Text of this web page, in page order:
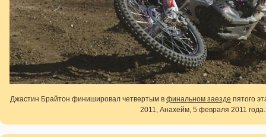
Джастин Брайтон финишировал четвертым в финальном заезде пятого
2011, Анахейм, 5 февраля 2011 года.